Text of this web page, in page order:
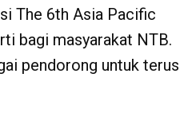
The 6th Asia Pacific
bagi masyarakat NTB.
pendorong untuk terus